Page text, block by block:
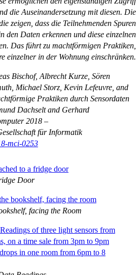
die Auseinandersetzung mit diesen. Die
zeigen, dass die Teilnehmenden Spuren
den Daten erkennen und diese einzelnen
Das führt zu machtförmigen Praktiken,
einzelner in der Wohnung einschränken.
Bischof, Albrecht Kurze, Sören
Michael Storz, Kevin Lefeuvre, and
Praktiken durch Sensordaten
Dachselt and Gerhard
2018 –
für Informatik
mci-0253
Door
facing the Room